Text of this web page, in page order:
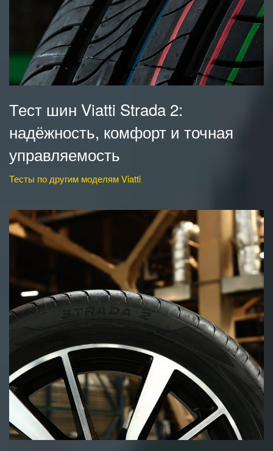
Тест шин Viatti Strada 2:
надёжность, комфорт и точная
управляемость
Тесты по другим моделям Viatti